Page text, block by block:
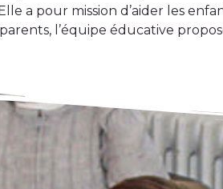
a pour mission d’aider les
l’équipe éducative